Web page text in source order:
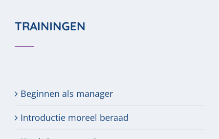
TRAININGEN
Beginnen als manager
Introductie moreel beraad